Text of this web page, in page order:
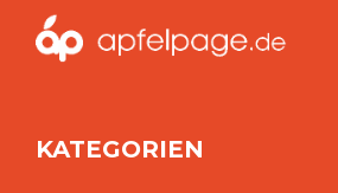
KATEGORIEN